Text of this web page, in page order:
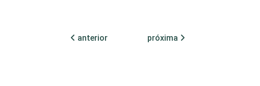
anterior
próxima